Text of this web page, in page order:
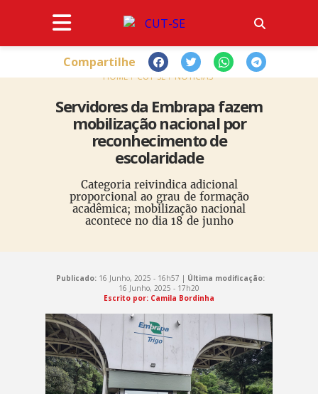
HOME CUT-SE NOTÍCIAS
Servidores da Embrapa fazem
mobilização nacional por
reconhecimento de
escolaridade
Categoria reivindica adicional
proporcional ao grau de formação
acadêmica; mobilização nacional
acontece no dia 18 de junho
Compartilhe
Publicado:16 Junho, 2025 - 16h57 | Última modificação:
16 Junho, 2025 - 17h20
Escrito por: Camila Bordinha